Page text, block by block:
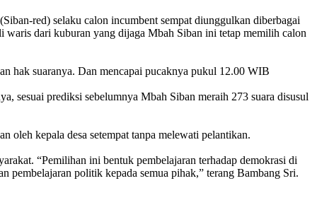
red) selaku calon incumbent sempat diunggulkan diberbagai
dari kuburan yang dijaga Mbah Siban ini tetap memilih calon
hak suaranya. Dan mencapai pucaknya pukul 12.00 WIB
sesuai prediksi sebelumnya Mbah Siban meraih 273 suara disusul
kepala desa setempat tanpa melewati pelantikan.
“Pemilihan ini bentuk pembelajaran terhadap demokrasi di
pembelajaran politik kepada semua pihak,” terang Bambang Sri.